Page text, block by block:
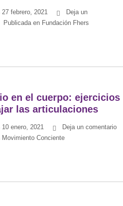
27 febrero, 2021
Deja un
Publicada en Fundación Fhers
en el cuerpo: ejercicios
las articulaciones
10 enero, 2021
Deja un comentario
Movimiento Conciente